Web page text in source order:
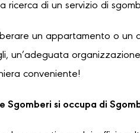
ricerca di un servizio di
un appartamento o un
un’adeguata
conveniente!
Sgomberi si occupa di